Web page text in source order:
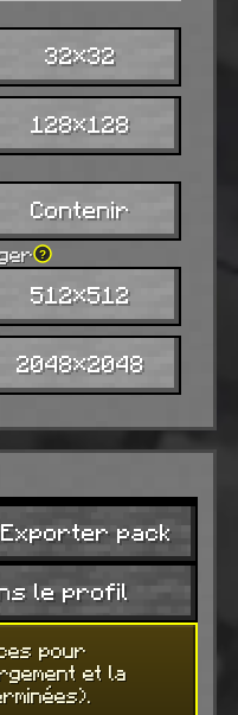
32×32
128×128
Contenir
?
512×512
2048×2048
Exporter pack
le profil
pour
et la